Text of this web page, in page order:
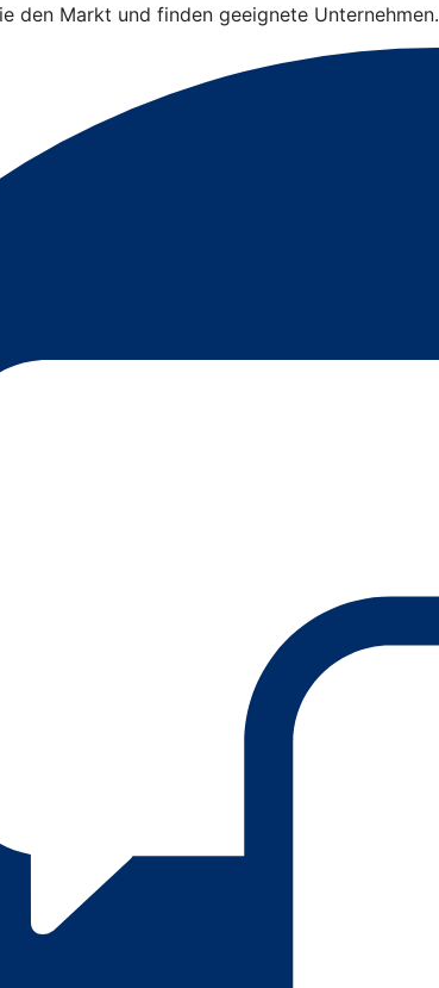
den Markt und finden geeignete Unternehmen.